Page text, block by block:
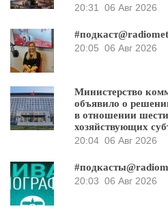
20:31
06 Авг 2026
20:05 06 Авг 2026
Министерство
объявило о
в отношении
хозяйствующих
20:04 06 Авг 2026
20:03 06 Авг 2026